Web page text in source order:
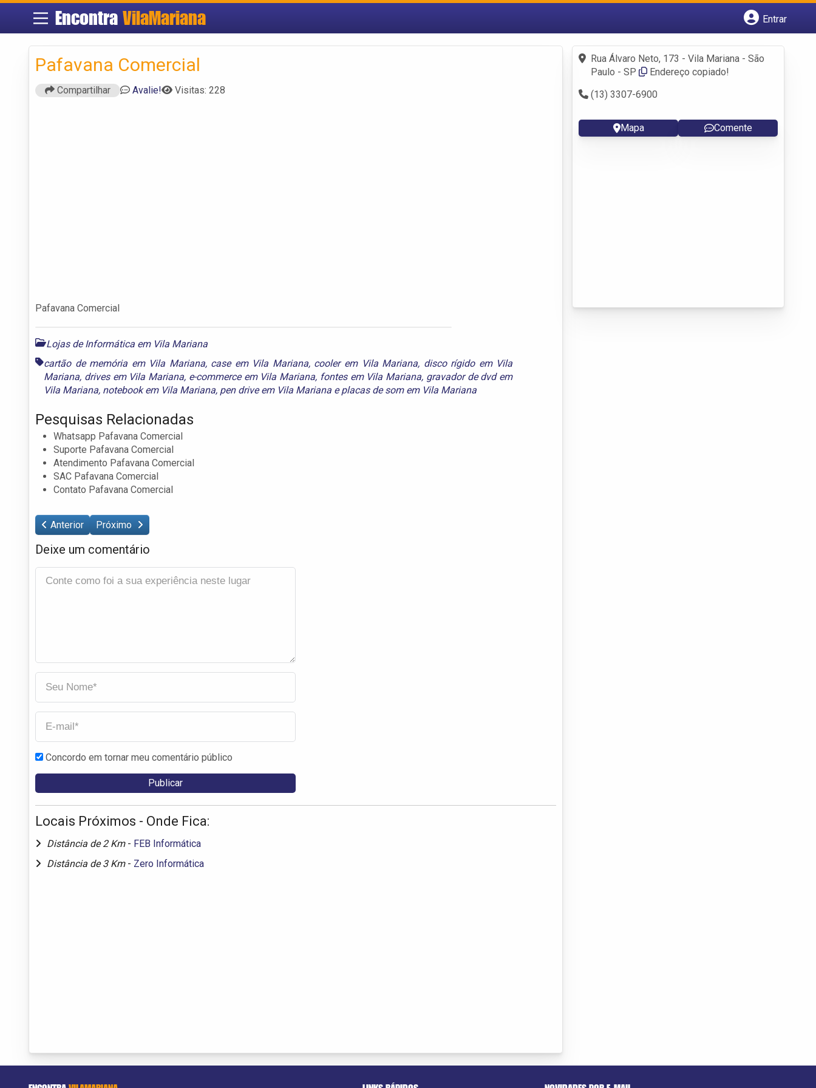
Encontra VilaMariana
Entrar
Fazer login
Criar conta
Pafavana Comercial
Compartilhar Avalie! Visitas: 228
Pafavana Comercial
Lojas de Informática em Vila Mariana
cartão de memória em Vila Mariana, case em Vila Mariana, cooler em Vila Mariana, disco rígido em Vila
Mariana, drives em Vila Mariana, e-commerce em Vila Mariana, fontes em Vila Mariana, gravador de dvd em
Vila Mariana, notebook em Vila Mariana, pen drive em Vila Mariana eplacas de som em Vila Mariana
Pesquisas Relacionadas
Whatsapp Pafavana Comercial
Suporte Pafavana Comercial
Atendimento Pafavana Comercial
SAC Pafavana Comercial
Contato Pafavana Comercial
Anterior Próximo
Deixe um comentário
Concordo em tornar meu comentário público
Locais Próximos - Onde Fica:
Distância de 2 Km - FEB Informática
Distância de 3 Km - Zero Informática
Rua Álvaro Neto, 173 - Vila Mariana - São
Paulo - SP
Endereço copiado!
(13) 3307-6900
Mapa Comente